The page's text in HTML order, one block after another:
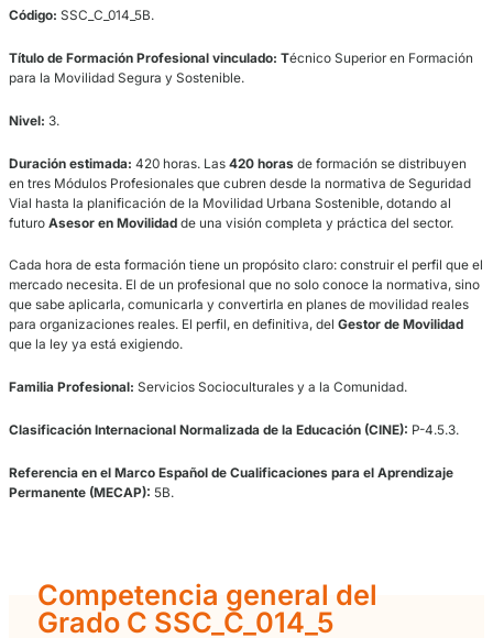
para los grandes centros de trabajo. Una oportunidad concreta,
Este Certificado Profesional tiene validez en todo el territorio
identifica con los siguientes elementos:
Denominación: Consultoría en movilidad segura y sostenible.
Código:SSC_C_014_5B.
para la Movilidad Segura y Sostenible.
Nivel:3.
Duración estimada:420 horas. Las 420 horas
de formación se
Cada hora de esta formación tiene un propósito claro: construir el
mercado necesita. El de un profesional que no solo conoce la